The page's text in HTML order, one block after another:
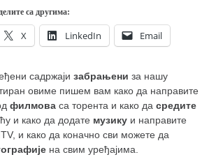
са другима:
X LinkedIn Email
садржаји забрањени за нашу
овиме пишем вам како да направите
филмова са торента и како да средите
и како да додате музику и направите
и како да коначно сви можете да
на свим уређајима.